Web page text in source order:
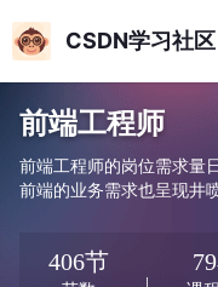
CSDN学习社区
前端工程师
前端工程师的岗位需求量
前端的业务需求也呈现井
邀前手机淘宝前端负责人
406节